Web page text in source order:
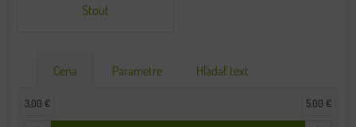
Stout
Cena Parametre Hľadať text
3,00 € 5,00 €